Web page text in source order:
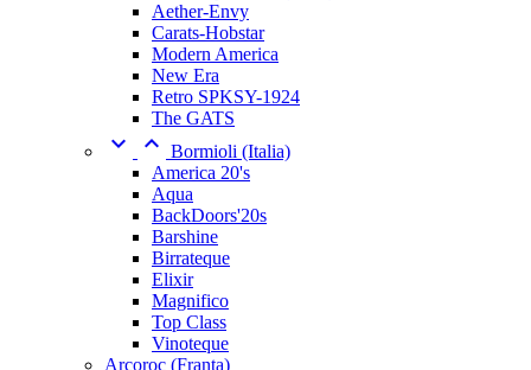
Aether-Envy
Carats-Hobstar
Modern America
New Era
Retro SPKSY-1924
The GATS
  Bormioli (Italia)
America 20's
Aqua
BackDoors'20s
Barshine
Birrateque
Elixir
Magnifico
Top Class
Vinoteque
Arcoroc (Franta)